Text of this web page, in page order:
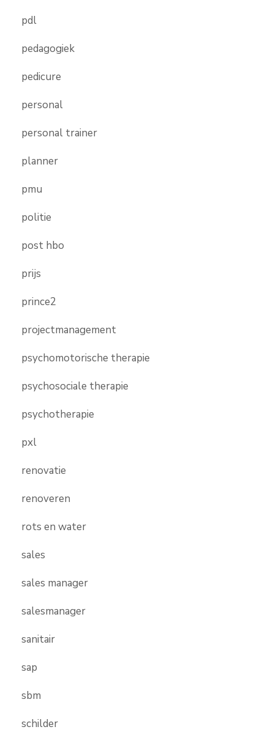
pdl
pedagogiek
pedicure
personal
personal trainer
planner
pmu
politie
post hbo
prijs
prince2
projectmanagement
psychomotorische therapie
psychosociale therapie
psychotherapie
pxl
renovatie
renoveren
rots en water
sales
sales manager
salesmanager
sanitair
sap
sbm
schilder